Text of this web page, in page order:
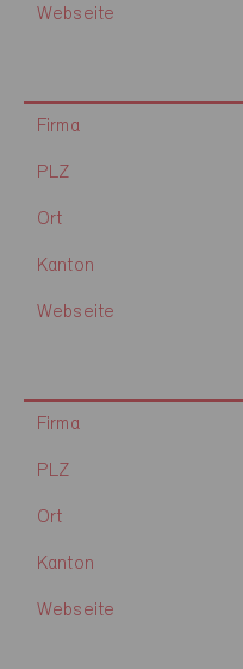
Webseite
Firma
PLZ
Ort
Kanton
Webseite
Firma
PLZ
Ort
Kanton
Webseite